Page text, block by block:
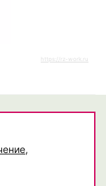
https://rz-work.ru